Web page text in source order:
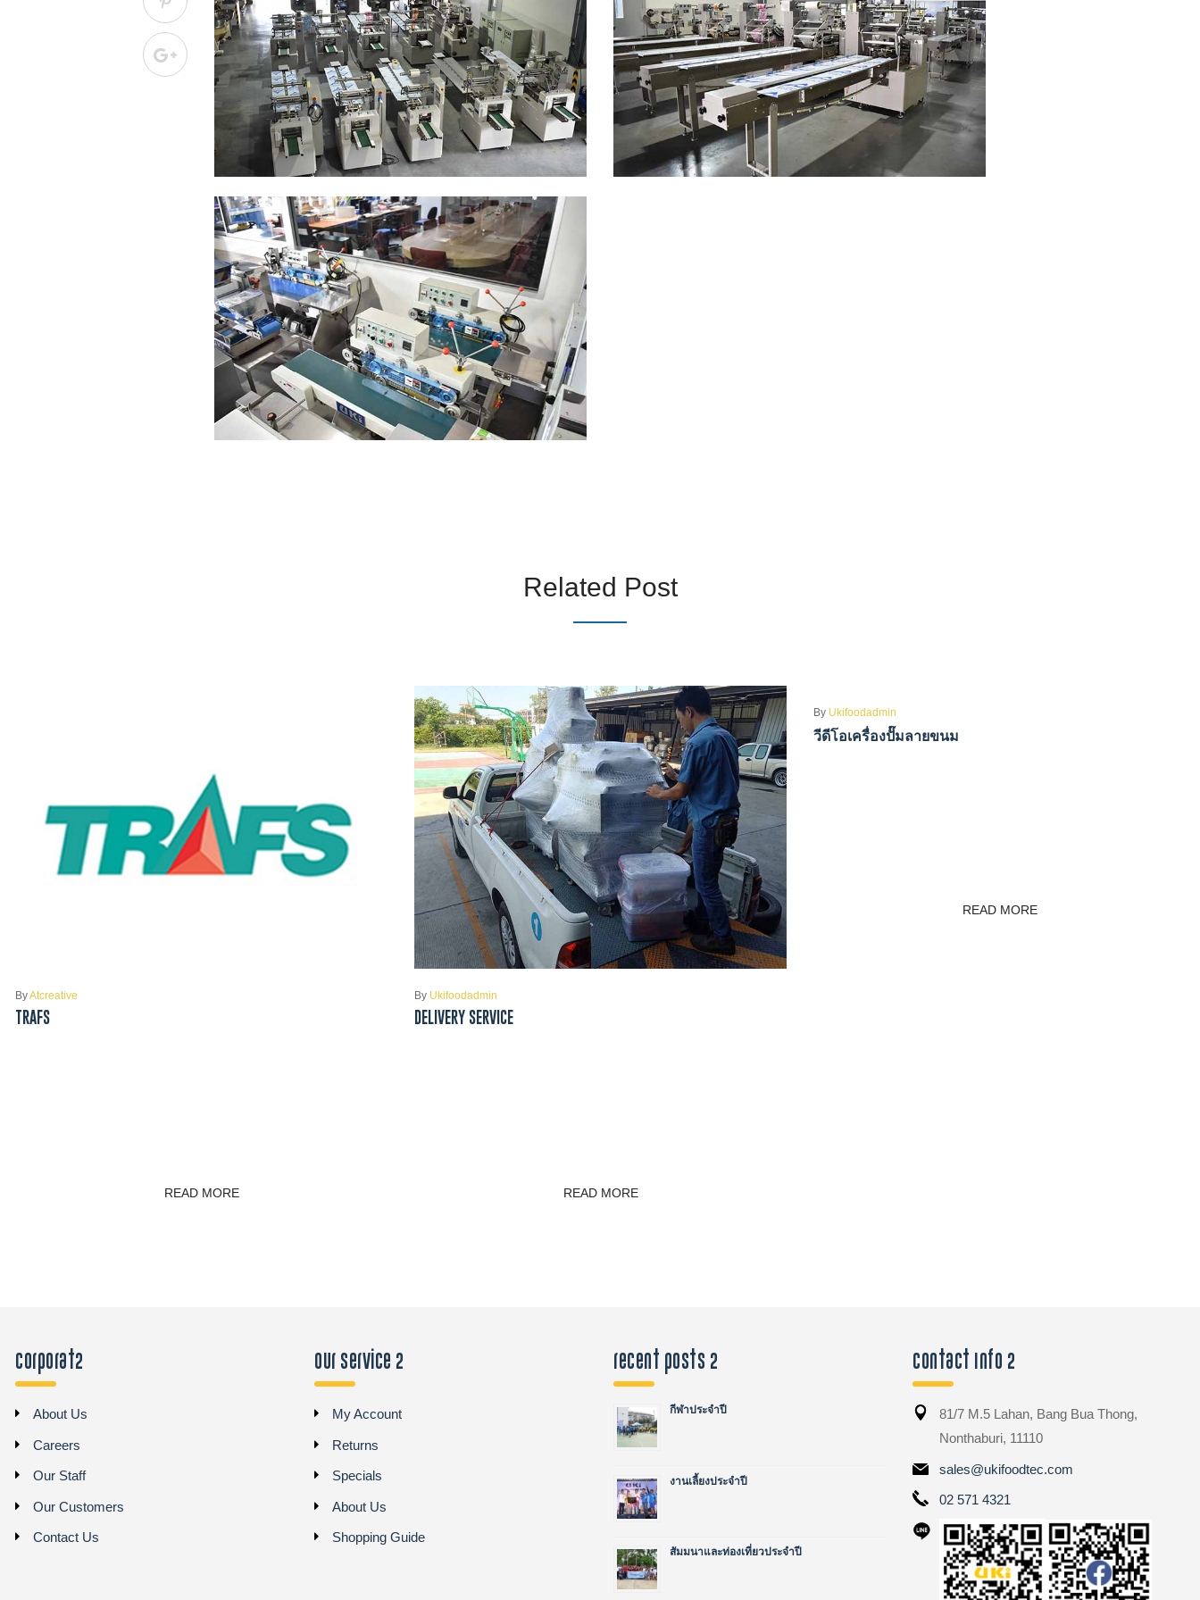
Related Post
ByAtcreative
TRAFS
READ MORE
By Ukifoodadmin
DELIVERY SERVICE
READ MORE
By Ukifoodadmin
วีดีโอเครื่องปั๊มลายขนม
READ MORE
Corporat2
About Us
Careers
Our Staff
Our Customers
Contact Us
Our Service 2
My Account
Returns
Specials
About Us
Shopping Guide
recent posts 2
กีฬาประจำปี
งานเลี้ยงประจำปี
สัมมนาและท่องเที่ยวประจำปี
Contact Info 2
81/7 M.5 Lahan, Bang Bua Thong,
Nonthaburi, 11110
sales@ukifoodtec.com
02 571 4321